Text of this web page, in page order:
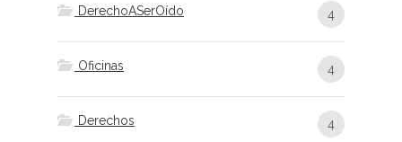
DerechoASerOído 4
Oficinas 4
Derechos 4